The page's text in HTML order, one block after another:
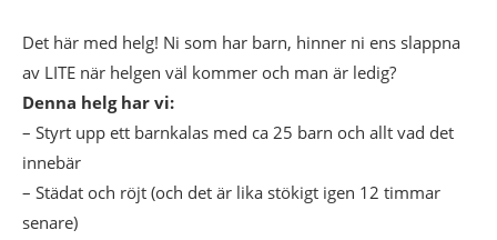
Det här med helg! Ni som har barn, hinner ni ens slappna
av LITE när helgen väl kommer och man är ledig?
Denna helg har vi:
– Styrt upp ett barnkalas med ca 25 barn och allt vad det
innebär
– Städat och röjt (och det är lika stökigt igen 12 timmar
senare)